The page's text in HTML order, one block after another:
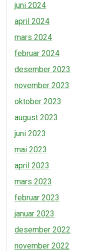
juni 2024
april 2024
mars 2024
februar 2024
desember 2023
november 2023
oktober 2023
august 2023
juni 2023
mai 2023
april 2023
mars 2023
februar 2023
januar 2023
desember 2022
november 2022